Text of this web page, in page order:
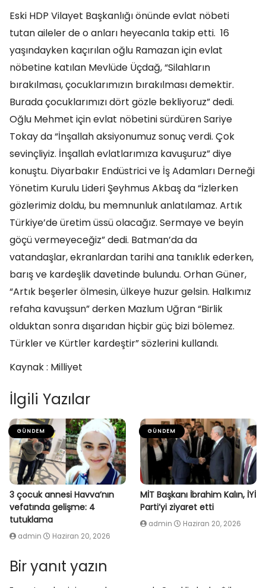
Eski HDP Vilayet Başkanlığı önünde evlat nöbeti
tutan aileler de o anları heyecanla takip etti. 16
yaşındayken kaçırılan oğlu Ramazan için evlat
nöbetine katılan Mevlüde Üçdağ, “Silahların
bırakılması, çocuklarımızın bırakılması demektir.
Burada çocuklarımızı dört gözle bekliyoruz” dedi.
Oğlu Mehmet için evlat nöbetini sürdüren Sariye
Tokay da “İnşallah aksiyonumuz sonuç verdi. Çok
sevinçliyiz. İnşallah evlatlarımıza kavuşuruz” diye
konuştu. Diyarbakır Endüstrici ve İş Adamları Derneği
Yönetim Kurulu Lideri Şeyhmus Akbaş da “İzlerken
gözlerimiz doldu, bu memnunluk anlatılamaz. Artık
Türkiye’de üretim üssü olacağız. Sermaye ve beyin
göçü vermeyeceğiz” dedi. Batman’da da
vatandaşlar, ekranlardan tarihi ana tanıklık ederken,
barış ve kardeşlik davetinde bulundu. Orhan Güner,
“Artık beşerler ölmesin, ülkeye huzur gelsin. Halkımız
refaha kavuşsun” derken Mazlum Uğran “Birlik
olduktan sonra dışarıdan hiçbir güç bizi bölemez.
Türkler ve Kürtler kardeştir” sözlerini kullandı.
Kaynak : Milliyet
İlgili Yazılar
GÜNDEM
3 çocuk annesi Havva’nın
vefatında gelişme: 4
tutuklama
admin Haziran 20, 2026
GÜNDEM
MİT Başkanı İbrahim Kalın, İYİ
Parti’yi ziyaret etti
admin Haziran 20, 2026
Bir yanıt yazın